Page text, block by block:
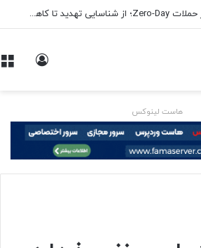
روش‌های جلوگیری از حملات Zero-Day؛ از شناسایی تهدید تا کاهش ریسک
هاست لینوکس